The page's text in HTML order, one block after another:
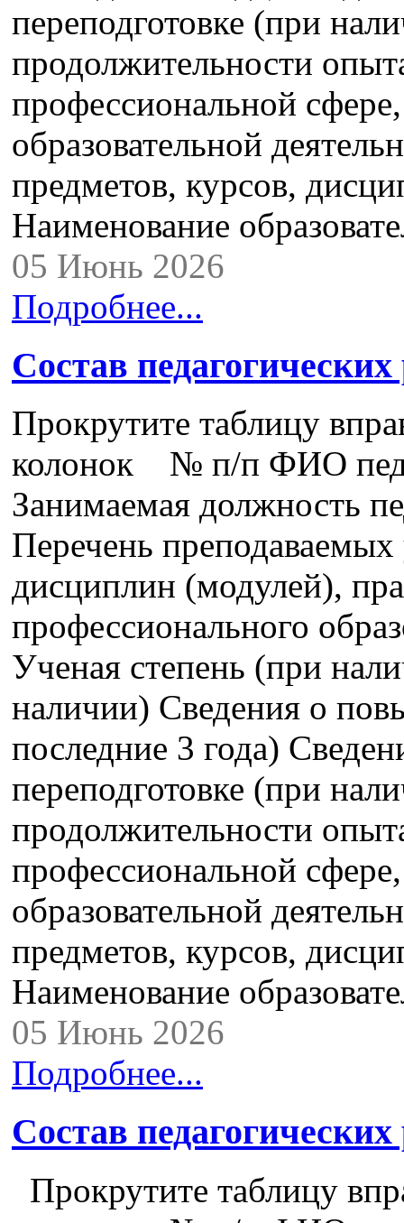
переподготовке (при
продолжительности
профессиональной
образовательной
предметов, курсов,
Наименование
05 Июнь 2026
Подробнее...
Состав
Прокрутите таблицу
колонок № п/п ФИО
Занимаемая должность
Перечень
дисциплин (модулей),
профессионального
Ученая степень (при
наличии) Сведения о
последние 3 года)
переподготовке (при
продолжительности
профессиональной
образовательной
предметов, курсов,
Наименование
05 Июнь 2026
Подробнее...
Состав
Прокрутите таблицу